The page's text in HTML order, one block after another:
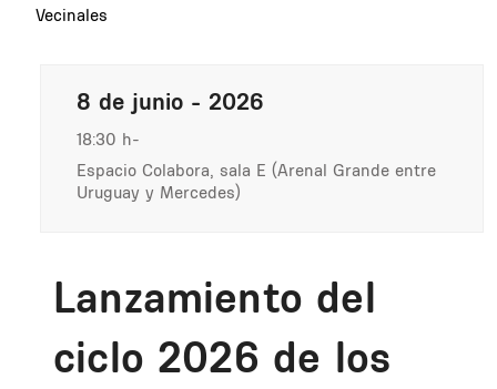
Vecinales
8 de junio - 2026
18:30 h
Espacio Colabora, sala E (Arenal Grande entre
Uruguay y Mercedes)
Lanzamiento del
ciclo 2026 de los